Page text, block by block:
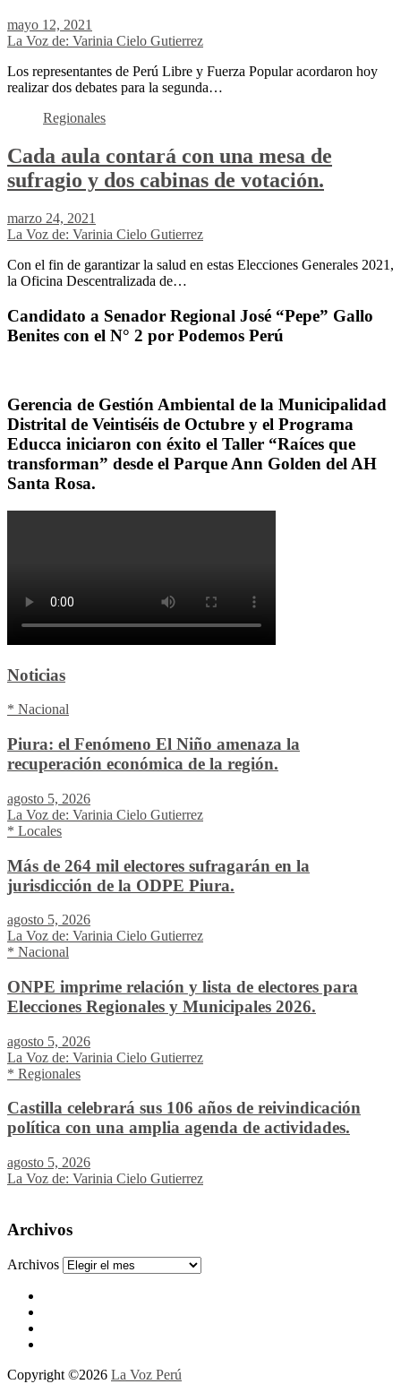
mayo 12, 2021
La Voz de: Varinia Cielo Gutierrez
Los representantes de Perú Libre y Fuerza Popular acordaron hoy
realizar dos debates para la segunda…
Regionales
Cada aula contará con una mesa de
sufragio y dos cabinas de votación.
marzo 24, 2021
La Voz de: Varinia Cielo Gutierrez
Con el fin de garantizar la salud en estas Elecciones Generales 2021,
la Oficina Descentralizada de…
Candidato a Senador Regional José “Pepe” Gallo
Benites con el N° 2 por Podemos Perú
Gerencia de Gestión Ambiental de la Municipalidad
Distrital de Veintiséis de Octubre y el Programa
Educca iniciaron con éxito el Taller “Raíces que
transforman” desde el Parque Ann Golden del AH
Santa Rosa.
Noticias
* Nacional
Piura: el Fenómeno El Niño amenaza la
recuperación económica de la región.
agosto 5, 2026
La Voz de: Varinia Cielo Gutierrez
* Locales
Más de 264 mil electores sufragarán en la
jurisdicción de la ODPE Piura.
agosto 5, 2026
La Voz de: Varinia Cielo Gutierrez
* Nacional
ONPE imprime relación y lista de electores para
Elecciones Regionales y Municipales 2026.
agosto 5, 2026
La Voz de: Varinia Cielo Gutierrez
* Regionales
Castilla celebrará sus 106 años de reivindicación
política con una amplia agenda de actividades.
agosto 5, 2026
La Voz de: Varinia Cielo Gutierrez
Archivos
Archivos
Copyright ©2026 La Voz Perú